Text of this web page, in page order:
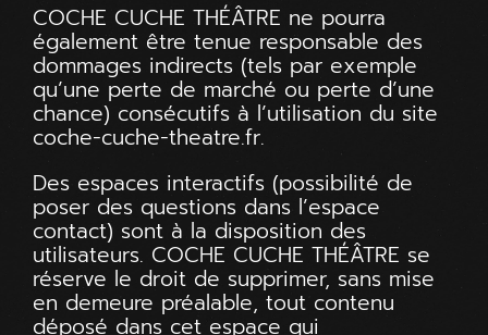
COCHE CUCHE THÉÂTRE ne pourra
également être tenue responsable des
dommages indirects (tels par exemple
qu’une perte de marché ou perte d’une
chance) consécutifs à l’utilisation du site
coche-cuche-theatre.fr.
Des espaces interactifs (possibilité de
poser des questions dans l’espace
contact) sont à la disposition des
utilisateurs. COCHE CUCHE THÉÂTRE se
réserve le droit de supprimer, sans mise
en demeure préalable, tout contenu
déposé dans cet espace qui